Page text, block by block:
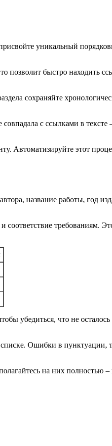
уникальный
быстро находить
сохраняйте
с ссылками в тексте
Автоматизируйте этот
название работы, год
соответствие требованиям.
убедиться, что не
Ошибки в пунктуации,
на них полностью